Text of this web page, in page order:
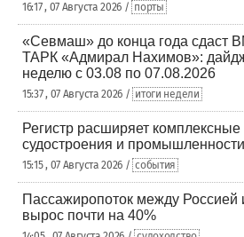
16:17 , 07 Августа 2026 / порты
«Севмаш» до конца года сдаст
ТАРК «Адмирал Нахимов»:
неделю с 03.08 по 07.08.2026
15:37 , 07 Августа 2026 / итоги недели
Регистр расширяет
судостроения и промышленности
15:15 , 07 Августа 2026 / события
Пассажиропоток между Россией
вырос почти на 40%